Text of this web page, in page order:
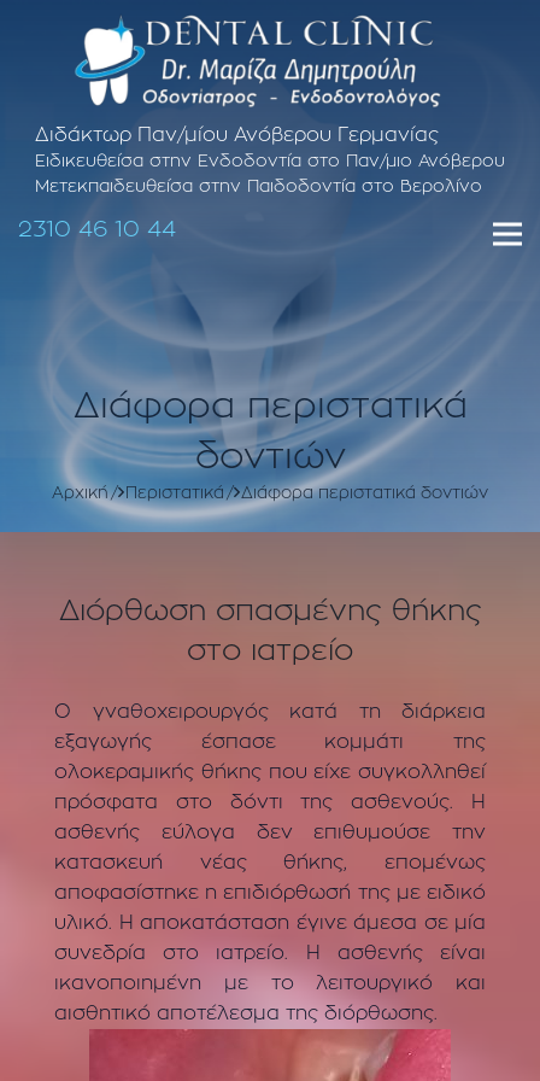
Διδάκτωρ Παν/μίου Ανόβερου Γερμανίας
Ειδικευθείσα στην Ενδοδοντία στο Παν/μιο Ανόβερου
Μετεκπαιδευθείσα στην Παιδοδοντία στο Βερολίνο
2310 46 10 44
Διάφορα περιστατικά
δοντιών
Αρχική Περιστατικά Διάφορα περιστατικά δοντιών
Διόρθωση σπασμένης θήκης
στο ιατρείο
Ο γναθοχειρουργός κατά τη διάρκεια
εξαγωγής έσπασε κομμάτι της
ολοκεραμικής θήκης που είχε συγκολληθεί
πρόσφατα στο δόντι της ασθενούς. Η
ασθενής εύλογα δεν επιθυμούσε την
κατασκευή νέας θήκης, επομένως
αποφασίστηκε η επιδιόρθωσή της με ειδικό
υλικό. Η αποκατάσταση έγινε άμεσα σε μία
συνεδρία στο ιατρείο. Η ασθενής είναι
ικανοποιημένη με το λειτουργικό και
αισθητικό αποτέλεσμα της διόρθωσης.